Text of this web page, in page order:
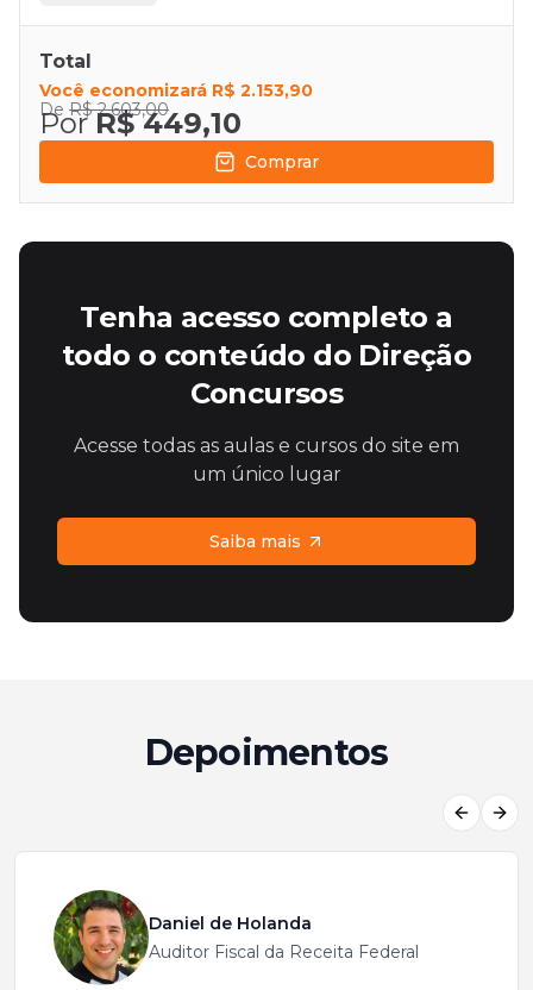
Total
Você economizará R$ 2.153,90
De R$ 2.603,00
Por R$ 449,10
Comprar
Tenha acesso completo a
todo o conteúdo do Direção
Concursos
Acesse todas as aulas e cursos do site em
um único lugar
Saiba mais
Depoimentos
Daniel de Holanda
Auditor Fiscal da Receita Federal